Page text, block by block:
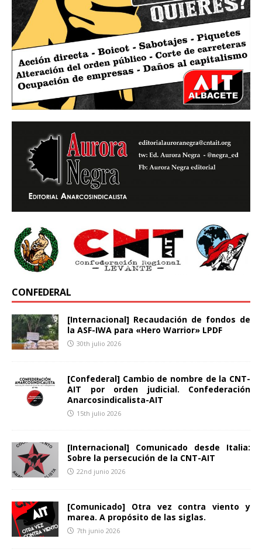
CONFEDERAL
[Internacional] Recaudación de fondos de
la ASF-IWA para «Hero Warrior» LPDF
30th julio 2026
[Confederal] Cambio de nombre de la CNT-
AIT por orden judicial. Confederación
Anarcosindicalista-AIT
15th julio 2026
[Internacional] Comunicado desde Italia:
Sobre la persecución de la CNT-AIT
22nd junio 2026
[Comunicado] Otra vez contra viento y
marea. A propósito de las siglas.
7th junio 2026